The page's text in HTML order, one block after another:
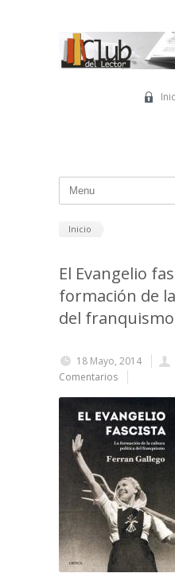
Inicio
El Evangelio
formación de
del franquismo
18 Mayo, 2014
Comentarios